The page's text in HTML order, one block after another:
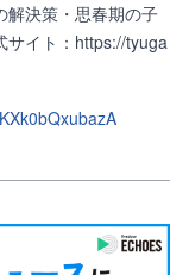
解決策・思春期の子
サイト：https://tyuga